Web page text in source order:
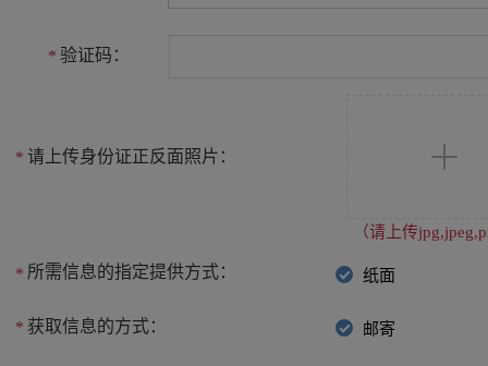
* 验证码：
* 请上传身份证正反面照片：
（请上传
* 所需信息的指定提供方式： 纸面
* 获取信息的方式： 邮寄